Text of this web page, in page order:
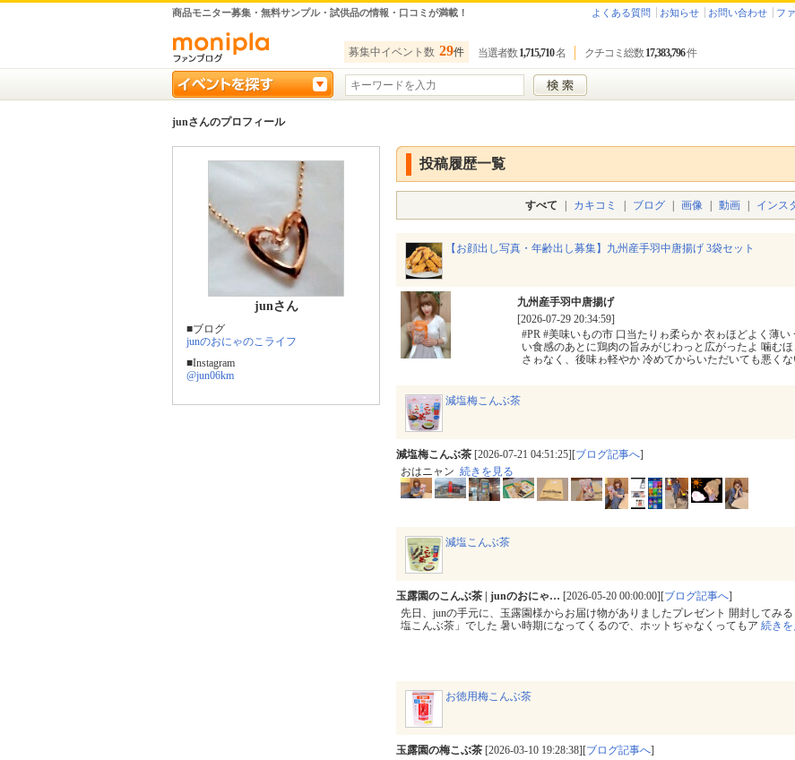
商品モニター募集・無料サンプル・試供品の情報・口コミが満載！ よくある質問 お知らせ お問い合わせ フ
募集中イベント数 29件 当選者数 1,715,710名 クチコミ総数 17,383,796件
junさんのプロフィール
junさん
■ブログ
junのおにゃのこライフ
■Instagram
@jun06km
投稿履歴一覧
すべて カキコミ ブログ 画像 動画 インス
【お顔出し写真・年齢出し募集】九州産手羽中唐揚げ 3袋セット
九州産手羽中唐揚げ
[2026-07-29 20:34:59]
#PR #美味いもの市 口当たりゎ柔らか 衣ゎほどよく薄
い食感のあとに鶏肉の旨みがじわっと広がったよ 噛む
さゎなく、後味ゎ軽やか 冷めてからいただいても悪くな
減塩梅こんぶ茶
減塩梅こんぶ茶 [2026-07-21 04:51:25][ブログ記事へ]
おはニャン 続きを見る
減塩こんぶ茶
玉露園のこんぶ茶 | junのおにゃ… [2026-05-20 00:00:00][ブログ記事へ]
先日、junの手元に、玉露園様からお届け物がありましたプレゼント 開封してみ
塩こんぶ茶」でした 暑い時期になってくるので、ホットぢゃなくってもア 続きを
お徳用梅こんぶ茶
玉露園の梅こぶ茶 [2026-03-10 19:28:38][ブログ記事へ]